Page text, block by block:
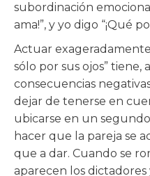
subordinación
ama!”, y yo digo “¡Qué
Actuar
sólo por sus ojos” tiene,
consecuencias
dejar de tenerse en
ubicarse en un
hacer que la pareja se
que a dar. Cuando se
aparecen los dictadores